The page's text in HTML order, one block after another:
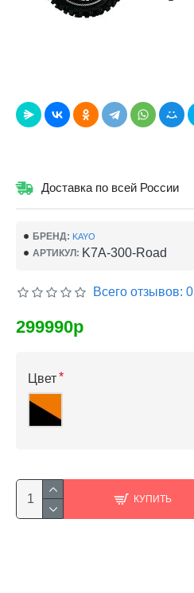
Доставка по всей России
БРЕНД: KAYO
АРТИКУЛ: K7A-300-Road
Всего отзывов: 0
299990р
Цвет
КУПИТЬ